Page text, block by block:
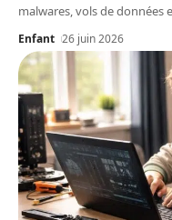
malwares, vols de données
Enfant 26 juin 2026